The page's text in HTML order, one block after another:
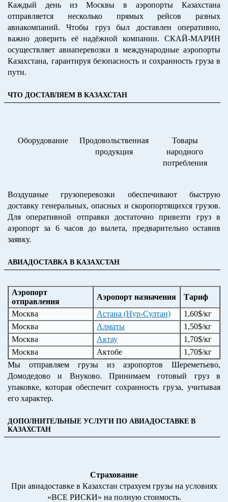
Каждый день из Москвы в аэропорты Казахстана
отправляется несколько прямых рейсов разных
авиакомпаний. Чтобы груз был доставлен оперативно,
важно доверить её надёжной компании. СКАЙ-МАРИН
осуществляет авиаперевозки в международные аэропорты
Казахстана, гарантируя безопасность и сохранность груза в
пути.
ЧТО ДОСТАВЛЯЕМ В КАЗАХСТАН
Оборудование
Продовольственная
продукция
Товары
народного
потребления
Воздушные грузоперевозки обеспечивают быструю
доставку генеральных, опасных и скоропортящихся грузов.
Для оперативной отправки достаточно привезти груз в
аэропорт за 6 часов до вылета, предварительно оставив
заявку.
АВИАДОСТАВКА В КАЗАХСТАН
Аэропорт
отправления
Аэропорт назначения
Тариф
Москва
Астана (Нур-Султан)
1,60$/кг
Москва
Алматы
1,50$/кг
Москва
Актау
1,70$/кг
Москва
Актобе
1,70$/кг
Мы отправляем грузы из аэропортов Шереметьево,
Домодедово и Внуково. Принимаем готовый груз в
упаковке, которая обеспечит сохранность груза, учитывая
его характер.
ДОПОЛНИТЕЛЬНЫЕ УСЛУГИ ПО АВИАДОСТАВКЕ В
КАЗАХСТАН
Страхование
При авиадоставке в Казахстан страхуем грузы на условиях
«ВСЕ РИСКИ» на полную стоимость.